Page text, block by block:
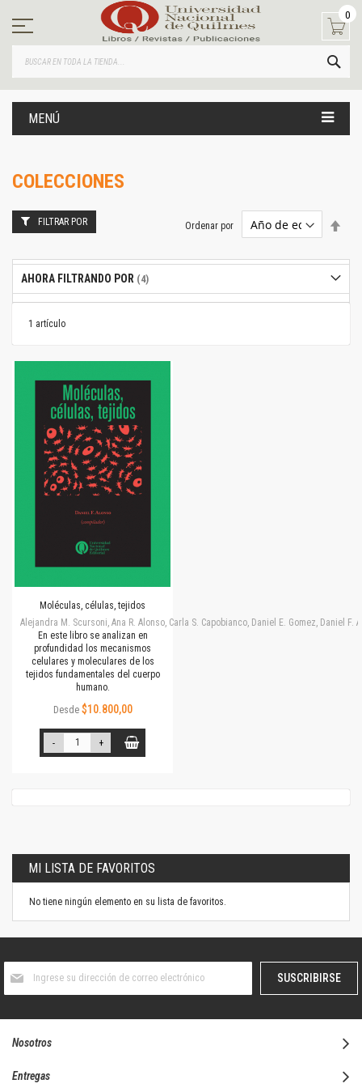
contenido
0
MENÚ
COLECCIONES
1 artículo
Ordenar por
Moléculas, células, tejidos
Alejandra M. Scursoni, Ana R. Alonso, Carla S. Capobianco, Daniel E. Gomez, Daniel
En este libro se analizan en
profundidad los mecanismos
celulares y moleculares de los
tejidos fundamentales del cuerpo
humano.
Desde $10.800,00
- +
FILTRAR POR
AHORA FILTRANDO POR
MI LISTA DE FAVORITOS
No tiene ningún elemento en su lista de favoritos.
boletín
SUSCRIBIRSE
Nosotros
Entregas